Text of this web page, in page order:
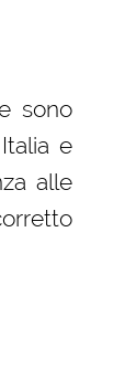
sono
e
alle